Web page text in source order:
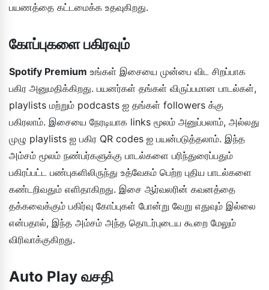
பயணத்தை கட்டமைக்க உதவுகிறது.
கோப்புகளை பகிரவும்
Spotify Premium உங்கள் இசையை முன்பை விட சிறப்பாக
பகிர அனுமதிக்கிறது. பயனர்கள் தங்கள் விருப்பமான பாடல்கள்,
playlists மற்றும் podcasts ஐ தங்கள் followers க்கு
பகிரலாம். இசையை நேரடியாக links மூலம் அனுப்பலாம், அல்லது
முழு playlists ஐ பகிர QR codes ஐ பயன்படுத்தலாம். இந்த
அம்சம் மூலம் நண்பர்களுக்கு பாடல்களை பரிந்துரைப்பதும்
பகிரப்பட்ட பண்புகளிலிருந்து உத்வேகம் பெற்ற புதிய பாடல்களை
கண்டறிவதும் எளிதாகிறது. இசை ஆர்வலரின் கவனத்தை
தக்கவைக்கும் பகிர்வு கோப்புகள் போன்று வேறு எதுவும் இல்லை
என்பதால், இந்த அம்சம் அந்த தொடர்புடைய கூறை மேலும்
விரிவாக்குகிறது.
Auto Play வசதி